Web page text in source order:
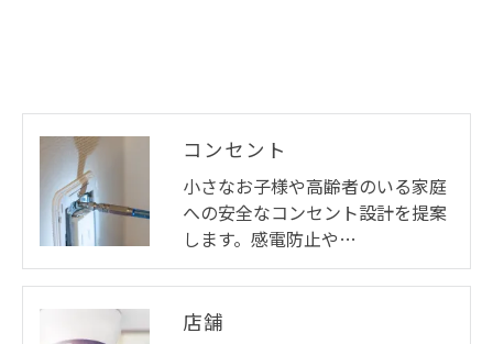
コンセント
小さなお子様や高齢者のいる家庭
への安全なコンセント設計を提案
します。感電防止や…
店舗
お問い合わせはこちら